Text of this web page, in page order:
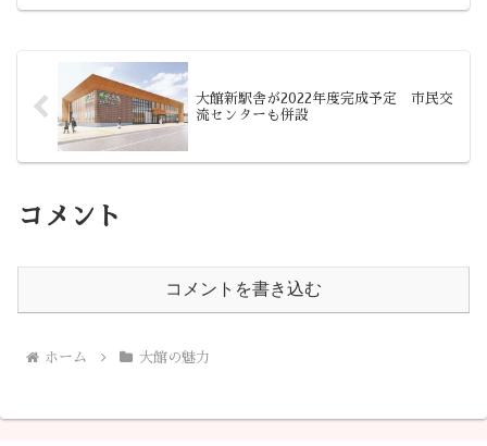
大館新駅舎が2022年度完成予定 市民交
流センターも併設
コメント
コメントを書き込む
ホーム 大館の魅力